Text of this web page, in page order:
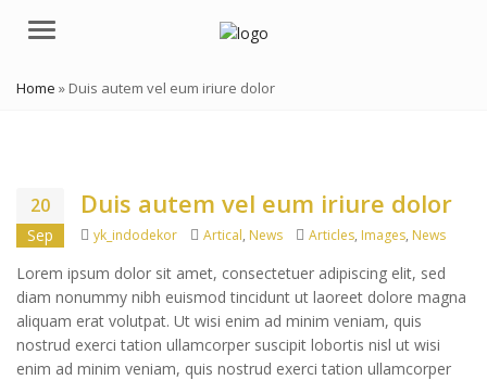
Menu
Home » Duis autem vel eum iriure dolor
20
Sep
Duis autem vel eum iriure dolor
Author
yk_indodekor Categories
Artical, News Tags
Articles, Images, News
Lorem ipsum dolor sit amet, consectetuer adipiscing elit, sed
diam nonummy nibh euismod tincidunt ut laoreet dolore magna
aliquam erat volutpat. Ut wisi enim ad minim veniam, quis
nostrud exerci tation ullamcorper suscipit lobortis nisl ut wisi
enim ad minim veniam, quis nostrud exerci tation ullamcorper